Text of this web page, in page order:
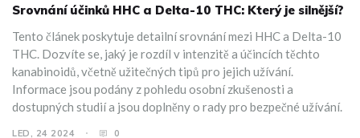
Srovnání účinků HHC a Delta-10 THC: Který je silnější?
Tento článek poskytuje detailní srovnání mezi HHC a Delta-10
THC. Dozvíte se, jaký je rozdíl v intenzitě a účincích těchto
kanabinoidů, včetně užitečných tipů pro jejich užívání.
Informace jsou podány z pohledu osobní zkušenosti a
dostupných studií a jsou doplněny o rady pro bezpečné užívání.
LED, 24 2024 0